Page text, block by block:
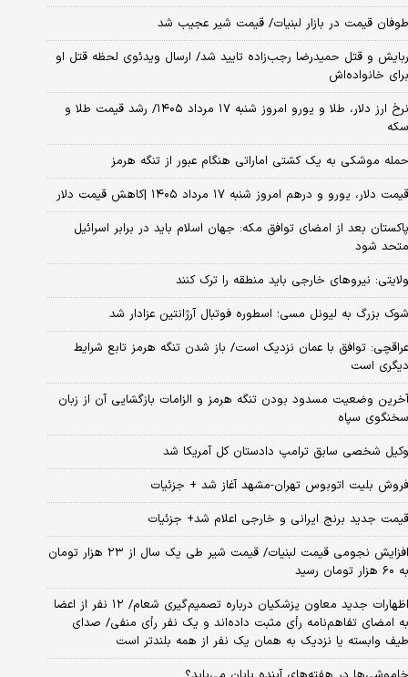
طوفان قیمت در بازار لبنیات/ قیمت شیر عجیب شد
ربایش و قتل حمیدرضا رجب‌زاده تایید شد/ ارسال ویدئوی لحظه قتل او
برای خانواده‌اش
نرخ ارز دلار، طلا و یورو امروز شنبه ۱۷ مرداد ۱۴۰۵/ رشد قیمت طلا و
سکه
حمله موشکی به یک کشتی اماراتی هنگام عبور از تنگه هرمز
قیمت دلار، یورو و درهم امروز شنبه ۱۷ مرداد ۱۴۰۵ |کاهش قیمت دلار
پاکستان بعد از امضای توافق مکه: جهان اسلام باید در برابر اسرائیل
متحد شود
ولایتی: نیروهای خارجی باید منطقه را ترک کنند
شوک بزرگ به لیونل مسی؛ اسطوره فوتبال آرژانتین عزادار شد
عراقچی: توافق با عمان نزدیک است/ باز شدن تنگه هرمز تابع شرایط
دیگری است
آخرین وضعیت مسدود بودن تنگه هرمز و الزامات بازگشایی آن از زبان
سخنگوی سپاه
وکیل شخصی سابق ترامپ دادستان کل آمریکا شد
فروش بلیت اتوبوس تهران-مشهد آغاز شد + جزئیات
قیمت جدید برنج ایرانی و خارجی اعلام شد+ جزئیات
افزایش نجومی قیمت لبنیات/ قیمت شیر طی یک سال از ۲۳ هزار تومان
به ۶۰ هزار تومان رسید
اظهارات جدید معاون پزشکیان درباره تصمیم‌گیری شعام/ ۱۲ نفر از اعضا
به امضای تفاهم‌نامه رأی مثبت داده‌اند و یک نفر رأی منفی/ صدای
طیف وابسته یا نزدیک به همان یک نفر از همه بلندتر است